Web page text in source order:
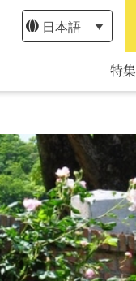
特集
日本語